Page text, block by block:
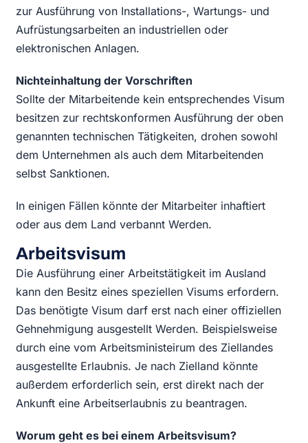
zur Ausführung von Installations-, Wartungs- und
Aufrüstungsarbeiten an industriellen oder
elektronischen Anlagen.
Nichteinhaltung der Vorschriften
Sollte der Mitarbeitende kein entsprechendes Visum
besitzen zur rechtskonformen Ausführung der oben
genannten technischen Tätigkeiten, drohen sowohl
dem Unternehmen als auch dem Mitarbeitenden
selbst Sanktionen.
In einigen Fällen könnte der Mitarbeiter inhaftiert
oder aus dem Land verbannt Werden.
Arbeitsvisum
Die Ausführung einer Arbeitstätigkeit im Ausland
kann den Besitz eines speziellen Visums erfordern.
Das benötigte Visum darf erst nach einer offiziellen
Gehnehmigung ausgestellt Werden. Beispielsweise
durch eine vom Arbeitsministeirum des Ziellandes
ausgestellte Erlaubnis. Je nach Zielland könnte
außerdem erforderlich sein, erst direkt nach der
Ankunft eine Arbeitserlaubnis zu beantragen.
Worum geht es bei einem Arbeitsvisum?